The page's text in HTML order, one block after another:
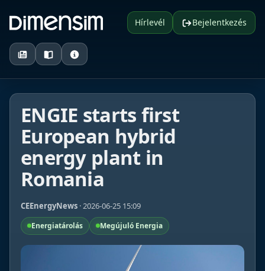
Hírlevél Bejelentkezés
ENGIE starts first
European hybrid
energy plant in
Romania
CEEnergyNews · 2026-06-25 15:09
Energiatárolás Megújuló Energia